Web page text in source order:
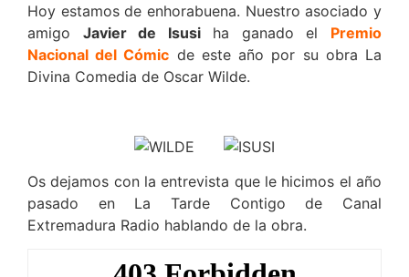
Hoy estamos de enhorabuena. Nuestro asociado y
amigo Javier de Isusiha ganado el Premio
Nacional del Cómic de este año por su obra La
Divina Comedia de Oscar Wilde.
Os dejamos con la entrevista que le hicimos el año
pasado en La Tarde Contigo de Canal
Extremadura Radio hablando de la obra.